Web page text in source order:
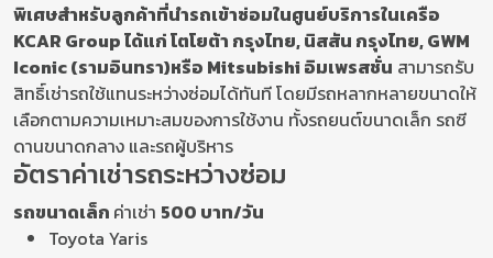
พิเศษสำหรับลูกค้าที่นำรถเข้าซ่อมในศูนย์บริการในเครือ
KCAR Group ได้แก่ โตโยต้า กรุงไทย, นิสสัน กรุงไทย, GWM
Iconic (รามอินทรา)หรือ Mitsubishi อิมเพรสชั่น สามารถรับ
สิทธิ์เช่ารถใช้แทนระหว่างซ่อมได้ทันที โดยมีรถหลากหลายขนาดให้
เลือกตามความเหมาะสมของการใช้งาน ทั้งรถยนต์ขนาดเล็ก รถซี
ดานขนาดกลาง และรถผู้บริหาร
อัตราค่าเช่ารถระหว่างซ่อม
รถขนาดเล็ก ค่าเช่า 500 บาท/วัน
Toyota Yaris